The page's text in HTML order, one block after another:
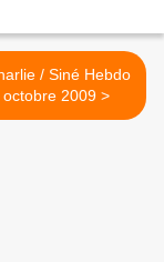
/ Siné Hebdo
du 21 octobre 2009 >